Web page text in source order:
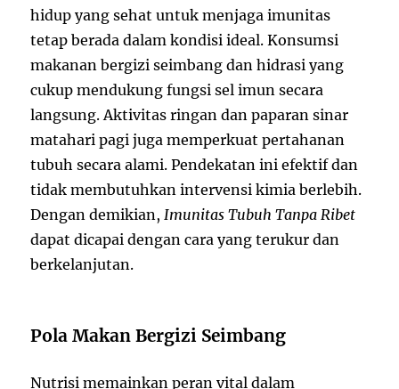
hidup yang sehat untuk menjaga imunitas
tetap berada dalam kondisi ideal. Konsumsi
makanan bergizi seimbang dan hidrasi yang
cukup mendukung fungsi sel imun secara
langsung. Aktivitas ringan dan paparan sinar
matahari pagi juga memperkuat pertahanan
tubuh secara alami. Pendekatan ini efektif dan
tidak membutuhkan intervensi kimia berlebih.
Dengan demikian, Imunitas Tubuh Tanpa Ribet
dapat dicapai dengan cara yang terukur dan
berkelanjutan.
Pola Makan Bergizi Seimbang
Nutrisi memainkan peran vital dalam